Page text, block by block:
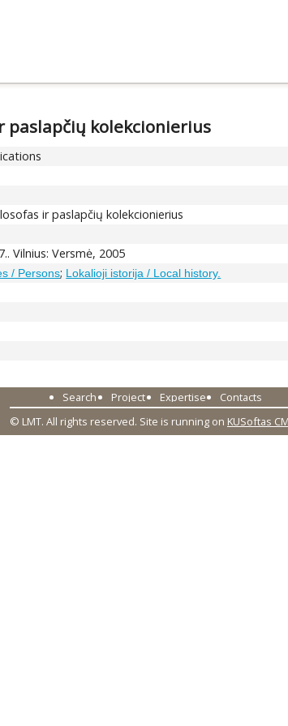
paslapčių kolekcionierius
ir paslapčių kolekcionierius
Vilnius: Versmė, 2005
/ Persons; Lokalioji istorija / Local history.
Search Project Expertise
Contacts
© LMT. All rights reserved. Site is running on KUSoftas